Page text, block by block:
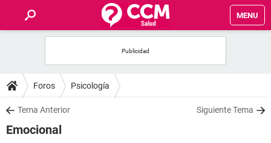
MENU
FOROS
SALUD
Foros Psicología
Tema Anterior Siguiente Tema
Emocional